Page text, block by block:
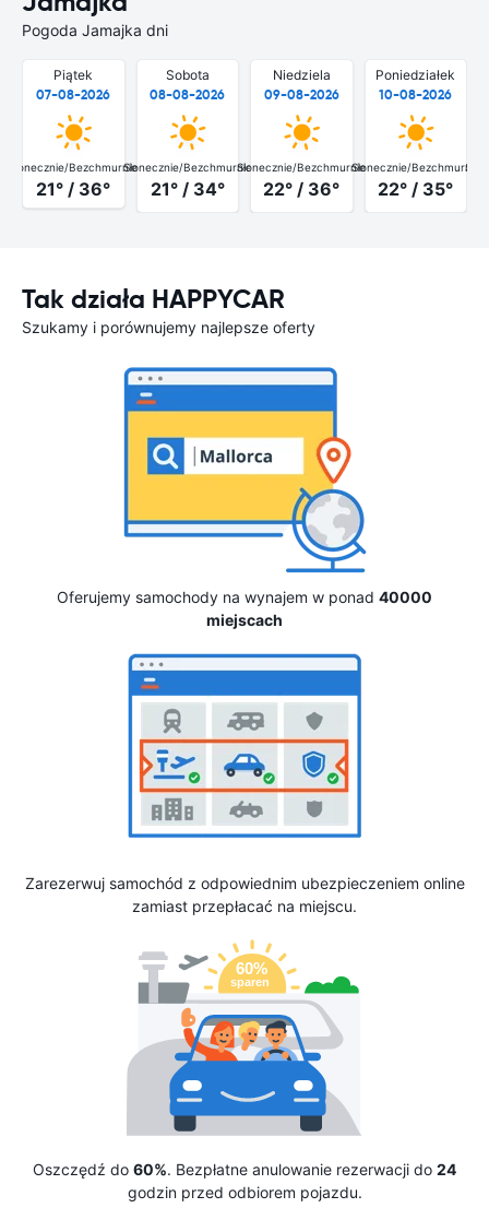
Pogoda Jamajka dni
Piątek
07-08-2026
Słonecznie/Bezchmurnie
21° / 36°
Sobota
08-08-2026
Słonecznie/Bezchmurnie
21° / 34°
Niedziela
09-08-2026
Słonecznie/Bezchmurnie
22° / 36°
Poniedziałek
10-08-2026
Słonecznie/Bezchmurnie
22° / 35°
Tak działa HAPPYCAR
Szukamy i porównujemy najlepsze oferty
Oferujemy samochody na wynajem w ponad 40000
miejscach
Zarezerwuj samochód z odpowiednim ubezpieczeniem online
zamiast przepłacać na miejscu.
Oszczędź do 60%. Bezpłatne anulowanie rezerwacji do 24
godzin przed odbiorem pojazdu.